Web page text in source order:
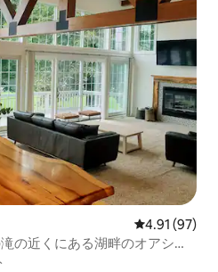
レビュー97
4.91 (97)
の近くにある湖畔のオアシス